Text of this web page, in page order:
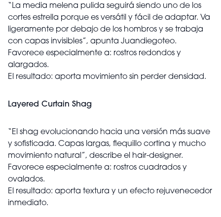
“La media melena pulida seguirá siendo uno de los
cortes estrella porque es versátil y fácil de adaptar. Va
ligeramente por debajo de los hombros y se trabaja
con capas invisibles”, apunta Juandiegoteo.
Favorece especialmente a: rostros redondos y
alargados.
El resultado: aporta movimiento sin perder densidad.
Layered Curtain Shag
“El shag evolucionando hacia una versión más suave
y sofisticada. Capas largas, flequillo cortina y mucho
movimiento natural”, describe el hair-designer.
Favorece especialmente a: rostros cuadrados y
ovalados.
El resultado: aporta textura y un efecto rejuvenecedor
inmediato.